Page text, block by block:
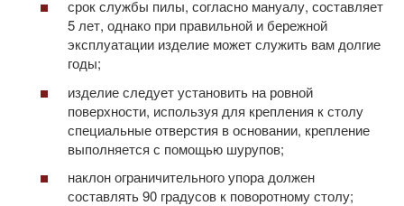
срок службы пилы, согласно мануалу, составляет
5 лет, однако при правильной и бережной
эксплуатации изделие может служить вам долгие
годы;
изделие следует установить на ровной
поверхности, используя для крепления к столу
специальные отверстия в основании, крепление
выполняется с помощью шурупов;
наклон ограничительного упора должен
составлять 90 градусов к поворотному столу;